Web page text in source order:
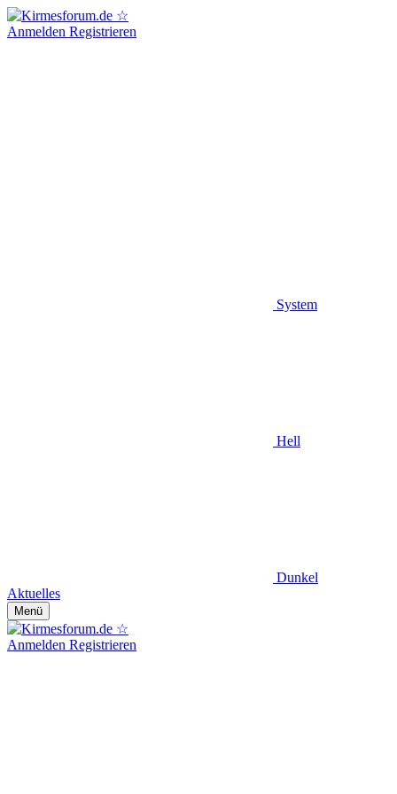
Anmelden Registrieren
System
Hell
Dunkel
Aktuelles
Menü
Anmelden Registrieren